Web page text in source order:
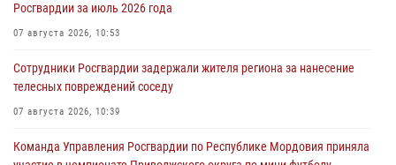
Росгвардии за июль 2026 года
07 августа 2026, 10:53
Сотрудники Росгвардии задержали жителя региона за нанесение
телесных повреждений соседу
07 августа 2026, 10:39
Команда Управления Росгвардии по Республике Мордовия приняла